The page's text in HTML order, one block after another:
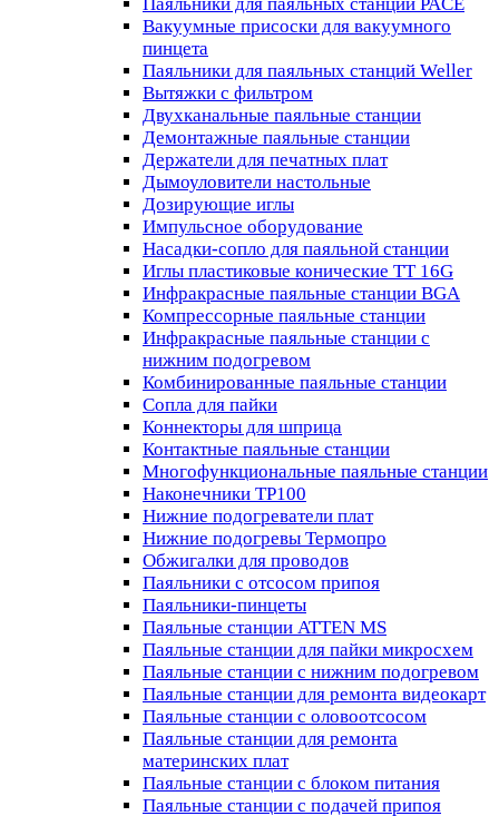
Вакуумные присоски для вакуумного
пинцета
Паяльники для паяльных станций Weller
Вытяжки с фильтром
Двухканальные паяльные станции
Демонтажные паяльные станции
Держатели для печатных плат
Дымоуловители настольные
Дозирующие иглы
Импульсное оборудование
Насадки-сопло для паяльной станции
Иглы пластиковые конические TT 16G
Инфракрасные паяльные станции BGA
Компрессорные паяльные станции
Инфракрасные паяльные станции с
нижним подогревом
Комбинированные паяльные станции
Сопла для пайки
Коннекторы для шприца
Контактные паяльные станции
Многофункциональные паяльные станции
Наконечники TP100
Нижние подогреватели плат
Нижние подогревы Термопро
Обжигалки для проводов
Паяльники с отсосом припоя
Паяльники-пинцеты
Паяльные станции ATTEN MS
Паяльные станции для пайки микросхем
Паяльные станции с нижним подогревом
Паяльные станции для ремонта видеокарт
Паяльные станции с оловоотсосом
Паяльные станции для ремонта
материнских плат
Паяльные станции с блоком питания
Паяльные станции с подачей припоя